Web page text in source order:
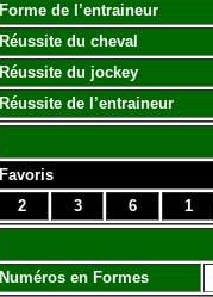
Forme de l’entraineur
Réussite du cheval
Réussite du jockey
Réussite de l’entraineur
Favoris
2
3 6 1
Numéros en Formes